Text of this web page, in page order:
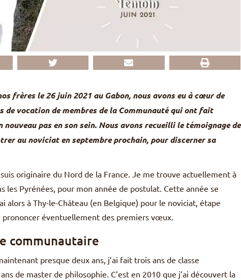
frères le 26 juin 2021 au Gabon, nous avons eu à cœur de
de vocation de membres de la Communauté qui ont fait
pas en son sein. Nous avons recueilli le témoignage de
au noviciat en septembre prochain, pour discerner sa
originaire du Nord de la France. Je me trouve actuellement à
les Pyrénées, pour mon année de postulat. Cette année se
alors à Thy-le-Château (en Belgique) pour le noviciat, étape
éventuellement des premiers vœux.
communautaire
presque deux ans, j’ai fait trois ans de classe
de master de philosophie. C’est en 2010 que j’ai découvert la